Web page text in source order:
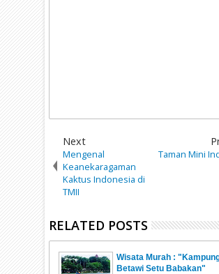
Next
Mengenal
Keanekaragaman
Kaktus Indonesia di
TMII
Taman Mini
RELATED POSTS
Wisata Murah :
Betawi Setu Babakan"